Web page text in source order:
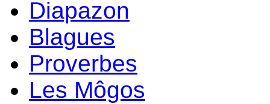
Diapazon
Blagues
Proverbes
Les Môgos